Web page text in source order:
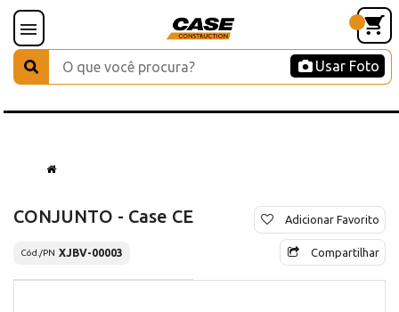
Usar Foto
CONJUNTO - Case CE
Cód./PN XJBV-00003
Adicionar Favorito
Compartilhar